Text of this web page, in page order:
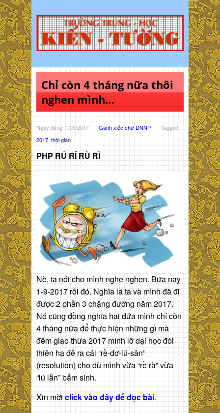
Chỉ còn 4 tháng nữa thôi
nghen mình…
Ngày đăng: 1/09/2017 - Gánh xiếc chữ DNNP - Tagged:
2017 thời gian
PHP RỦ RỈ RÙ RÌ
Nè, ta nói cho mình nghe nghen. Bữa nay
1-9-2017 rồi đó. Nghĩa là ta và mình đã đi
được 2 phần 3 chặng đường năm 2017.
Nó cũng đồng nghĩa hai đứa mình chỉ còn
4 tháng nữa để thực hiện những gì mà
đêm giao thừa 2017 mình lỡ dại học đòi
thiên hạ đẻ ra cái “rề-dơ-lú-sân”
(resolution) cho dù mình vừa “rề rà” vừa
“lú lẫn” bẩm sinh.
Xin mời clíck vào đây để đọc bài.